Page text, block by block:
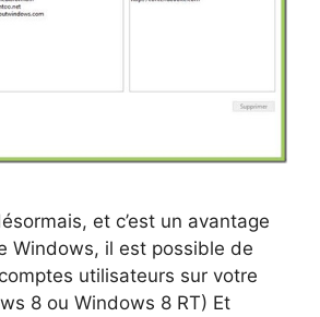
et c’est un avantage
Windows, il est possible de
utilisateurs sur votre
8 ou Windows 8 RT) Et